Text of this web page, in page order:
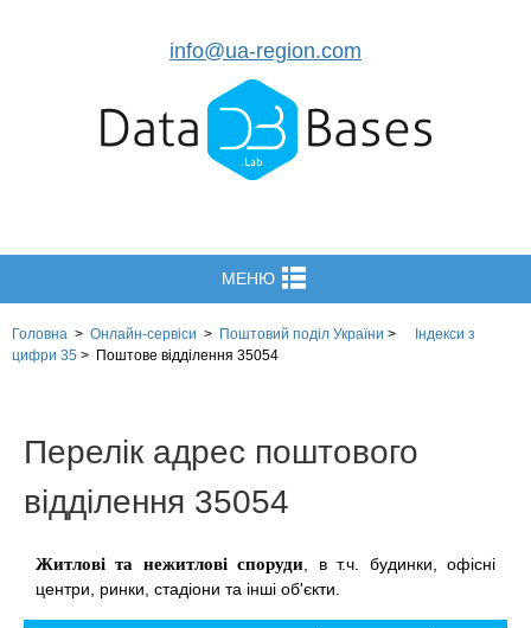
info@ua-region.com
МЕНЮ
Головна > Онлайн-сервіси > Поштовий поділ України >
Індекси з
цифри 35 > Поштове відділення 35054
Перелік адрес поштового
відділення 35054
Житлові та нежитлові споруди , в т.ч. будинки, офісні
центри, ринки, стадіони та інші об'єкти.